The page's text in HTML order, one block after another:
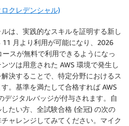
クレデンシャル)
は、実践的なスキルを証明する新し
月より利用が可能になり、2026
スが無料で利用できるようになっ
ツは用意された AWS 環境で発生し
決することで、特定分野におけるス
。基準を満たして合格すれば AWS
デジタルバッジが付与されます。自
たい方、全試験合格 (全冠) の次の
ャレンジしてみてください。マイク